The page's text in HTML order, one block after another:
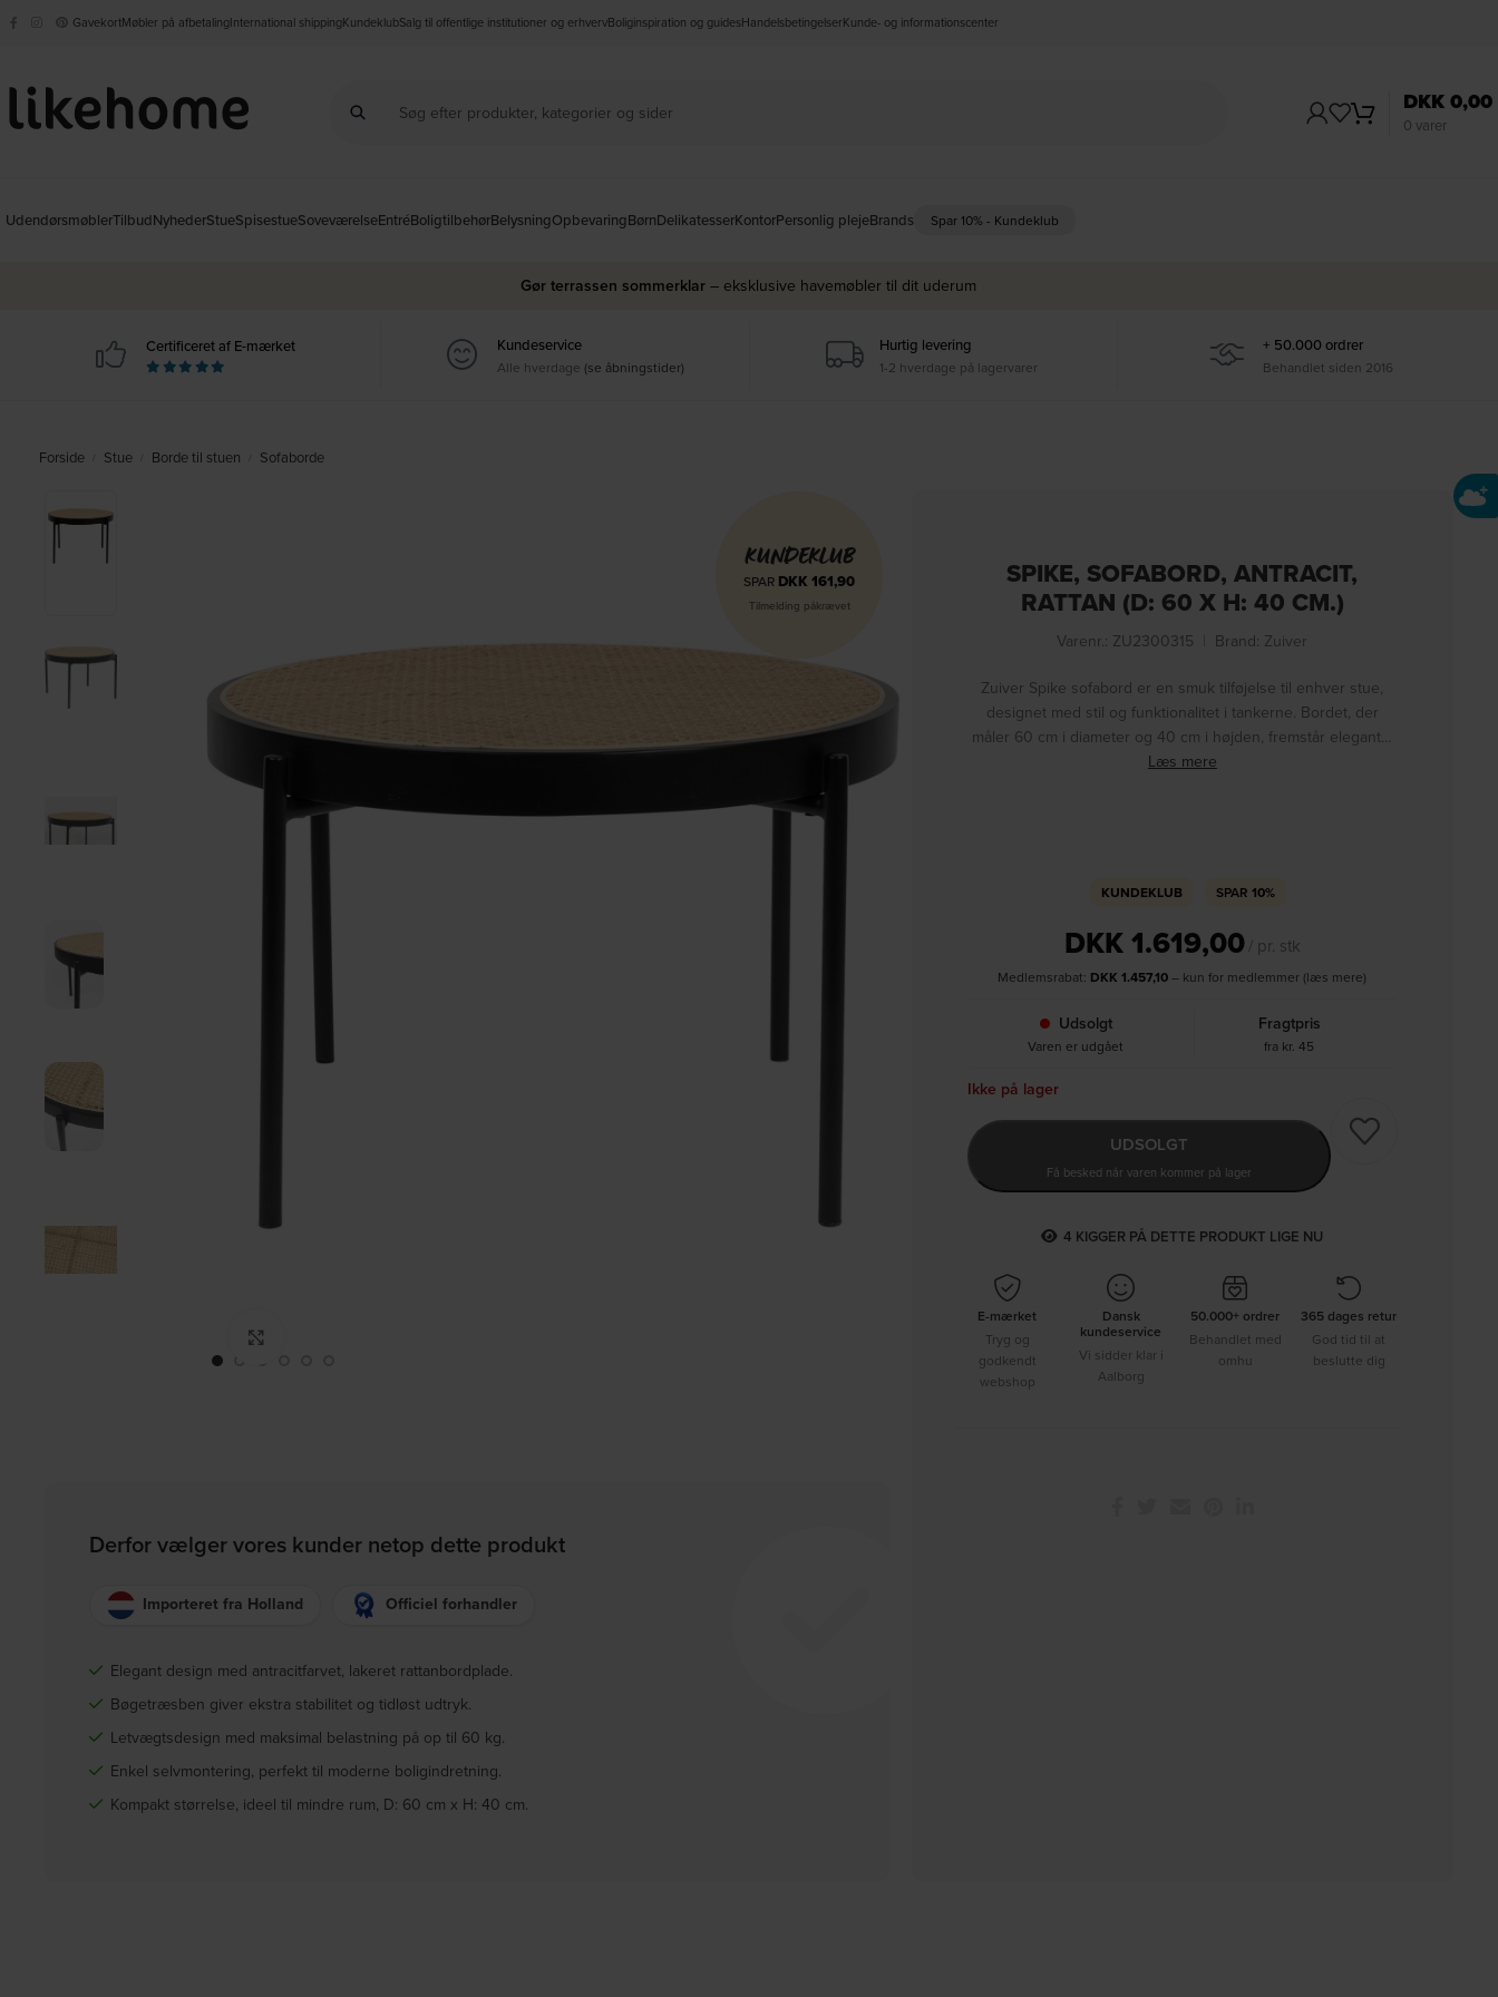
GavekortMøbler på afbetalingInternational shippingKundeklubSalg til offentlige institutioner og erhvervBoliginspiration og guidesHandelsbetingelserKunde- og informationscenter
0 varer
DKK0,00
UdendørsmøblerTilbudNyhederStueSpisestueSoveværelseEntréBoligtilbehørBelysningOpbevaringBørnDelikatesserKontorPersonlig plejeBrands Spar 10% - Kundeklub
Gør terrassen sommerklar – eksklusive havemøbler til dit uderum
Certificeret af E-mærket Kundeservice
Alle hverdage (se åbningstider)
Hurtig levering
1-2 hverdage på lagervarer
+ 50.000 ordrer
Behandlet siden 2016
Forside Stue Borde til stuen Sofaborde
Derfor vælger vores kunder netop dette produkt
Importeret fra Holland Officiel forhandler
Elegant design med antracitfarvet, lakeret rattanbordplade.
Bøgetræsben giver ekstra stabilitet og tidløst udtryk.
Letvægtsdesign med maksimal belastning på op til 60 kg.
Enkel selvmontering, perfekt til moderne boligindretning.
Kompakt størrelse, ideel til mindre rum, D: 60 cm x H: 40 cm.
KUNDEKLUB
SPAR DKK 161,90
Tilmelding påkrævet
SPIKE, SOFABORD, ANTRACIT,
RATTAN (D: 60 X H: 40 CM.)
Varenr.: ZU2300315 Brand: Zuiver
Zuiver Spike sofabord er en smuk tilføjelse til enhver stue,
designet med stil og funktionalitet i tankerne. Bordet, der
måler 60 cm i diameter og 40 cm i højden, fremstår elegant…
Læs mere
KUNDEKLUB SPAR 10%
DKK1.619,00/ pr. stk
Medlemsrabat: DKK 1.457,10– kun for medlemmer (læs mere)
Udsolgt
Varen er udgået
Fragtpris
fra kr. 45
Ikke på lager
UDSOLGT
Få besked når varen kommer på lager
4 KIGGER PÅ DETTE PRODUKT LIGE NU
E-mærket
Tryg og
godkendt
webshop
Dansk
kundeservice
Vi sidder klar i
Aalborg
50.000+ ordrer
Behandlet med
omhu
365 dages retur
God tid til at
beslutte dig